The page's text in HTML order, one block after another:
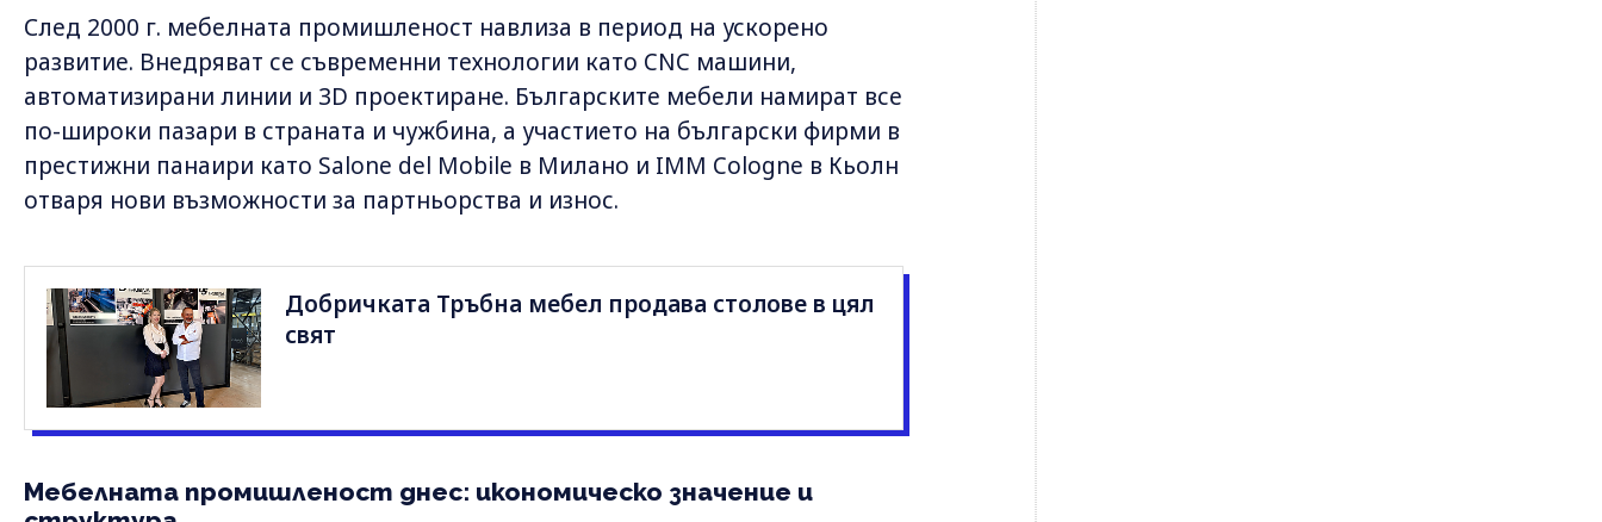
След 2000 г. мебелната промишленост навлиза в период на ускорено
развитие. Внедряват се съвременни технологии като CNC машини,
автоматизирани линии и 3D проектиране. Българските мебели намират все
по-широки пазари в страната и чужбина, а участието на български фирми в
престижни панаири като Salone del Mobile в Милано и IMM Cologne в Кьолн
отваря нови възможности за партньорства и износ.
Добричката Тръбна мебел продава столове в цял
свят
Мебелната промишленост днес: икономическо значение и